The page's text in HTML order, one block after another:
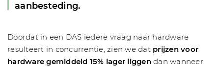
aanbesteding.
Doordat in een DAS iedere vraag naar hardware
resulteert in concurrentie, zien we dat prijzen voor
hardware gemiddeld 15% lager liggendan wanneer